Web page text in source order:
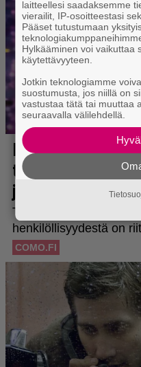
laitteellesi saadaksemme
vierailit, IP-osoitteestasi
Pääset tutustumaan
Hylkääminen voi vaikuttaa
käytettävyyteen.
Jotkin teknologiamme
suostumusta, jos niillä on
vastustaa tätä tai muuttaa
seuraavalla välilehdellä.